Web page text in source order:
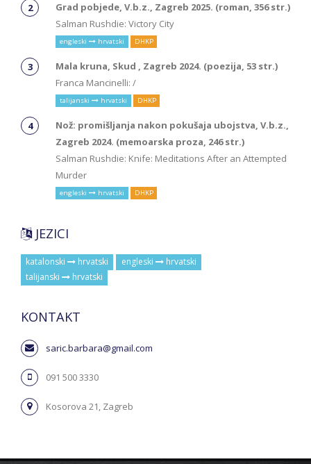
Grad pobjede, V.b.z., Zagreb 2025. (roman, 356 str.)
Salman Rushdie: Victory City
engleski hrvatski DHKP
Mala kruna, Skud , Zagreb 2024. (poezija, 53 str.)
Franca Mancinelli: /
talijanski hrvatski DHKP
Nož: promišljanja nakon pokušaja ubojstva, V.b.z.,
Zagreb 2024. (memoarska proza, 246 str.)
Salman Rushdie: Knife: Meditations After an Attempted
Murder
engleski hrvatski DHKP
JEZICI
katalonski hrvatski engleski
hrvatski
talijanski
hrvatski
KONTAKT
saric.barbara@gmail.com
091 500 3330
Kosorova 21, Zagreb